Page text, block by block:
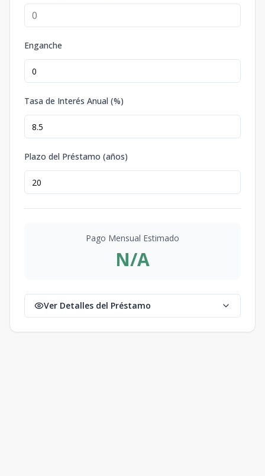
Enganche
Tasa de Interés Anual (%)
Plazo del Préstamo (años)
Pago Mensual Estimado
N/A
Ver Detalles del Préstamo